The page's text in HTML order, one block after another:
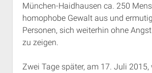
München-Haidhausen ca. 250
homophobe Gewalt aus und
Personen, sich weiterhin ohne
zu zeigen.
Zwei Tage später, am 17. Juli